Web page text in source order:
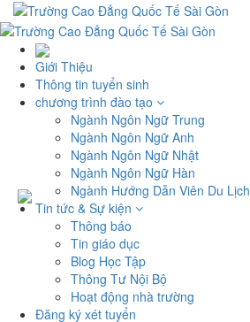
Giới Thiệu
Thông tin tuyển sinh
chương trình đào tạo
Ngành Ngôn Ngữ Trung
Ngành Ngôn Ngữ Anh
Ngành Ngôn Ngữ Nhật
Ngành Ngôn Ngữ Hàn
Ngành Hướng Dẫn Viên Du Lịch
Tin tức & Sự kiện
Thông báo
Tin giáo dục
Blog Học Tập
Thông Tư Nội Bộ
Hoạt động nhà trường
Đăng ký xét tuyển